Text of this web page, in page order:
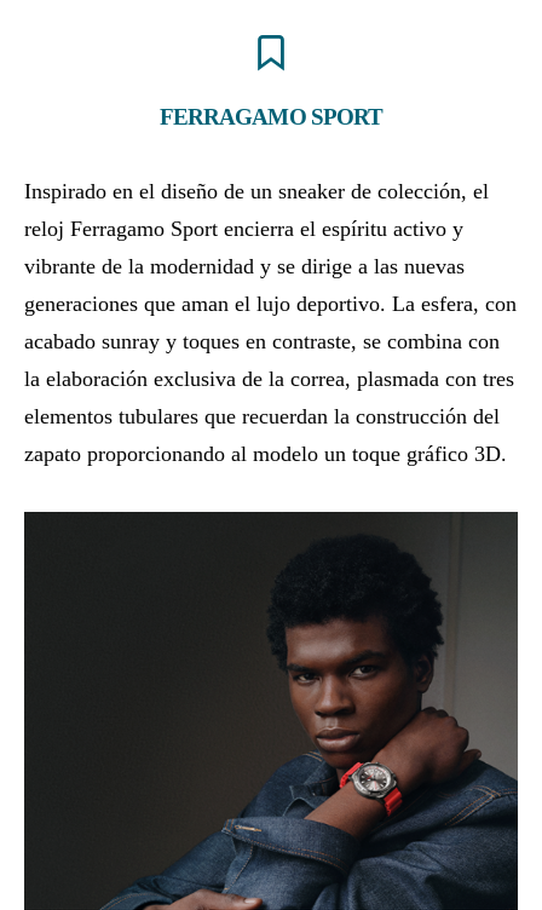
FERRAGAMO SPORT
Inspirado en el diseño de un sneaker de colección, el
reloj Ferragamo Sport encierra el espíritu activo y
vibrante de la modernidad y se dirige a las nuevas
generaciones que aman el lujo deportivo. La esfera, con
acabado sunray y toques en contraste, se combina con
la elaboración exclusiva de la correa, plasmada con tres
elementos tubulares que recuerdan la construcción del
zapato proporcionando al modelo un toque gráfico 3D.